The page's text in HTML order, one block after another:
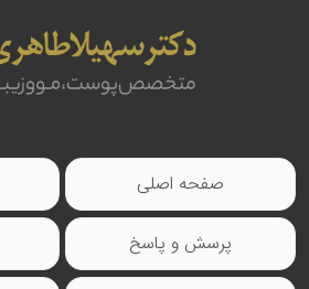
صفحه اصلی
پرسش و پاسخ